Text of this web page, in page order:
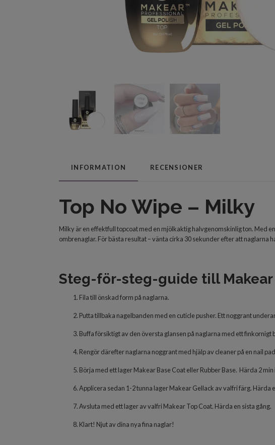
INFORMATION RECENSIONER
Top No Wipe – Milky
Milky är en effektfull topcoat med en mjölkaktig halvgenomskinlig ton. Med
ombrenaglar. För bästa resultat – vänta cirka 30 sekunder efter att naglarna
Steg-för-steg-guide till Makear
Fila till önskad form på naglarna.
Putta tillbaka nagelbanden med en cuticle pusher. Ett noggrant
Buffa försiktigt av den översta glansen på naglarna med ett finkornigt
Rengör därefter naglarna noggrant med hjälp av cleaner på en nail
Börja med ett lager Makear Base Coat eller Rubber Base. Härda 2
Applicera sedan 1-2 tunna lager Makear Gellack av valfri färg. Härda
Avsluta med ett lager av valfri Makear Top Coat. Härda en sista gång.
Klart! Njutav dina nya fina naglar!